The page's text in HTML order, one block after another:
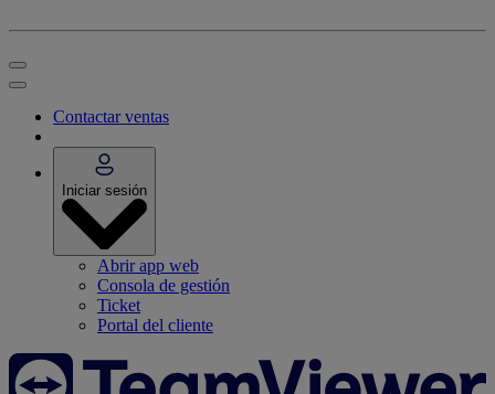
Contactar ventas
Iniciar sesión
Abrir app web
Consola de gestión
Ticket
Portal del cliente